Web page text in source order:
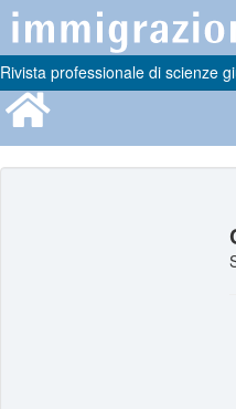
Rivista professionale di scienze